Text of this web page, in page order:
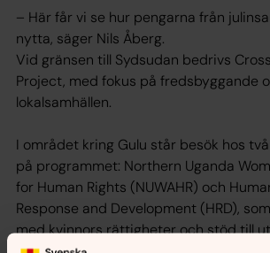
– Här får vi se hur pengarna från
nytta, säger Nils Åberg.
Vid gränsen till Sydsudan bedrivs
Project, med fokus på fredsbyggande
lokalsamhällen.
I området kring Gulu står besök hos
på programmet: Northern Uganda
for Human Rights (NUWAHR) och
Response and Development (HRD),
med kvinnors rättigheter och stöd till